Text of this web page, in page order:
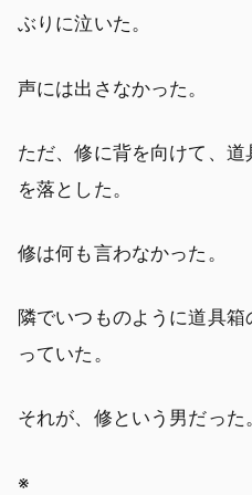
ぶりに泣いた。
声には出さなかった。
ただ、修に背を向けて、
を落とした。
修は何も言わなかった。
隣でいつものように道具
っていた。
それが、修という男だった
※